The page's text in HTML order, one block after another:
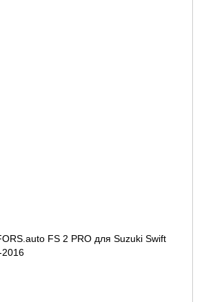
FS 2 PRO для Suzuki Swift
2016